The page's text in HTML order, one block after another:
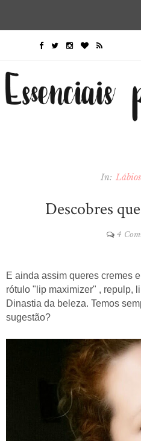
In: Lábios
Descobres
4
E ainda assim queres cremes
rótulo "lip maximizer" , repulp,
Dinastia da beleza. Temos
sugestão?